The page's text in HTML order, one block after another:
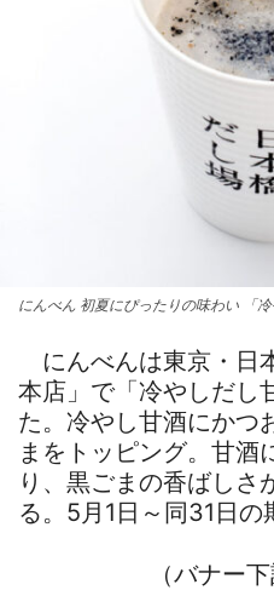
にんべん 初夏にぴったりの味わい 「
にんべんは東京・日
本店」で「冷やしだし
た。冷やし甘酒にかつ
まをトッピング。甘酒
り、黒ごまの香ばしさ
る。5月1日～同31日の
（バナー